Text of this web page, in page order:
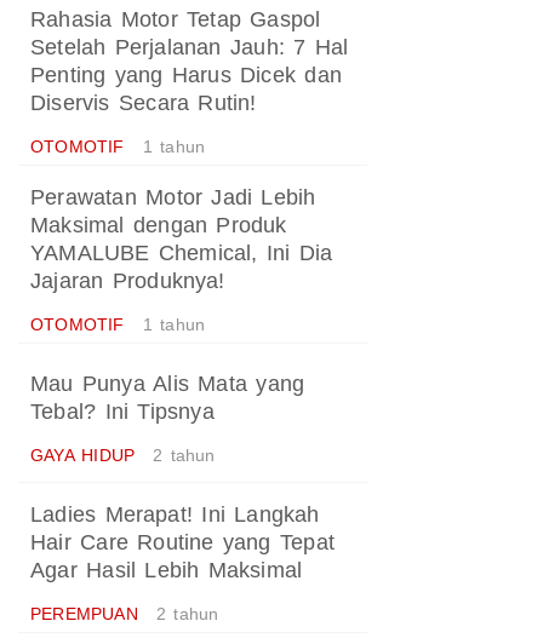
Rahasia Motor Tetap Gaspol
Setelah Perjalanan Jauh: 7 Hal
Penting yang Harus Dicek dan
Diservis Secara Rutin!
OTOMOTIF 1 tahun
Perawatan Motor Jadi Lebih
Maksimal dengan Produk
YAMALUBE Chemical, Ini Dia
Jajaran Produknya!
OTOMOTIF 1 tahun
Mau Punya Alis Mata yang
Tebal? Ini Tipsnya
GAYA HIDUP 2 tahun
Ladies Merapat! Ini Langkah
Hair Care Routine yang Tepat
Agar Hasil Lebih Maksimal
PEREMPUAN 2 tahun